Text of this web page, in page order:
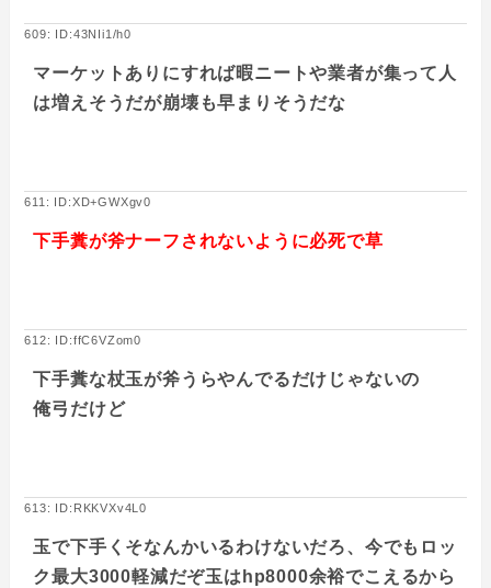
609: ID:43NIi1/h0
マーケットありにすれば暇ニートや業者が集って人
は増えそうだが崩壊も早まりそうだな
611: ID:XD+GWXgv0
下手糞が斧ナーフされないように必死で草
612: ID:ffC6VZom0
下手糞な杖玉が斧うらやんでるだけじゃないの
俺弓だけど
613: ID:RKKVXv4L0
玉で下手くそなんかいるわけないだろ、今でもロッ
ク最大3000軽減だぞ玉はhp8000余裕でこえるから